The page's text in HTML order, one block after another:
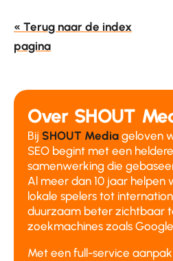
« Terug naar de index
pagina
Over SHOUT
Bij SHOUT Media geloven
SEO begint met een
samenwerking die
Al meer dan 10 jaar helpen
lokale spelers tot
duurzaam beter zichtbaar
zoekmachines zoals
Met een full-service